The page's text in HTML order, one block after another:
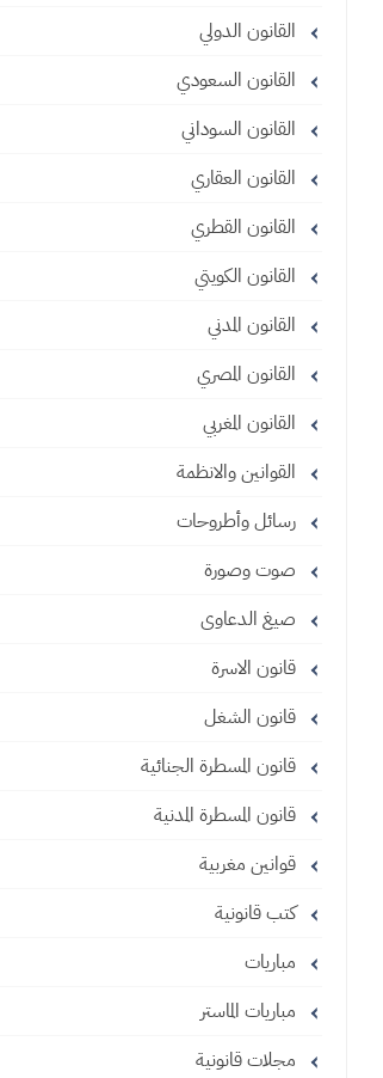
القانون الدولي
القانون السعودي
القانون السوداني
القانون العقاري
القانون القطري
القانون الكويتي
القانون المدني
القانون المصري
القانون المغربي
القوانين والانظمة
رسائل وأطروحات
صوت وصورة
صيغ الدعاوى
قانون الاسرة
قانون الشغل
قانون المسطرة الجنائية
قانون المسطرة المدنية
قوانين مغربية
كتب قانونية
مباريات
مباريات الماستر
مجلات قانونية